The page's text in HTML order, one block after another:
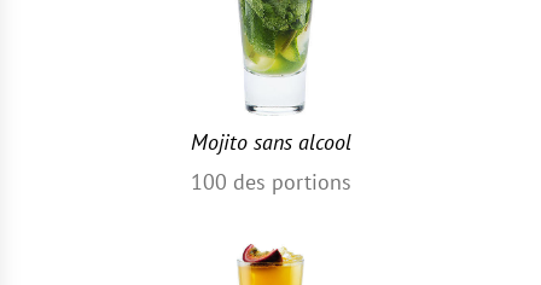
Mojito sans alcool
100 des portions